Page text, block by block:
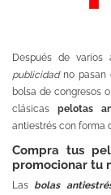
Rojo
Después de
publicidadno pasan
bolsa de congresos
clásicaspelotas
antiestrés con forma
Compra tus
promocionar tu
Lasbolas